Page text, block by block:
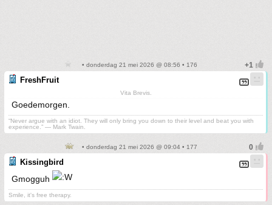
• donderdag 21 mei 2026 @ 08:56 • 176
FreshFruit
Vita Brevis.
Goedemorgen.
“Never argue with an idiot. They will only bring you down to their level and beat you with
experience.” ― Mark Twain.
• donderdag 21 mei 2026 @ 09:04 • 177
Kissingbird
Gmogguh
Smile, it's free therapy.